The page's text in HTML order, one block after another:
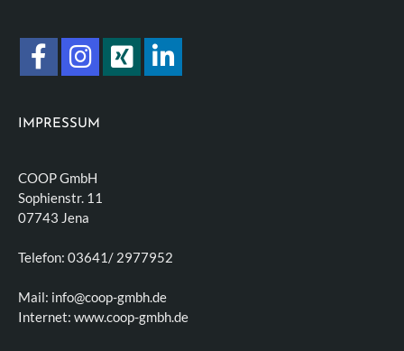
IMPRESSUM
COOP GmbH
Sophienstr. 11
07743 Jena
Telefon: 03641/ 2977952
Mail: info@coop-gmbh.de
Internet: www.coop-gmbh.de